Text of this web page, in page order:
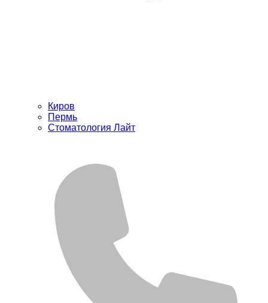
Киров
Пермь
Стоматология Лайт